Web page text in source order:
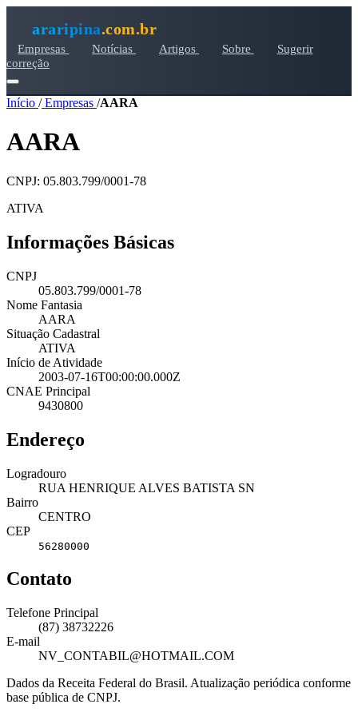
araripina.com.br
Empresas Notícias Artigos Sobre
Sugerir
correção
Início /Empresas /AARA
AARA
CNPJ: 05.803.799/0001-78
ATIVA
Informações Básicas
CNPJ
05.803.799/0001-78
Nome Fantasia
AARA
Situação Cadastral
ATIVA
Início de Atividade
2003-07-16T00:00:00.000Z
CNAE Principal
9430800
Endereço
Logradouro
RUA HENRIQUE ALVES BATISTA SN
Bairro
CENTRO
CEP
56280000
Contato
Telefone Principal
(87) 38732226
E-mail
NV_CONTABIL@HOTMAIL.COM
Dados da Receita Federal do Brasil. Atualização periódica conforme
base pública de CNPJ.